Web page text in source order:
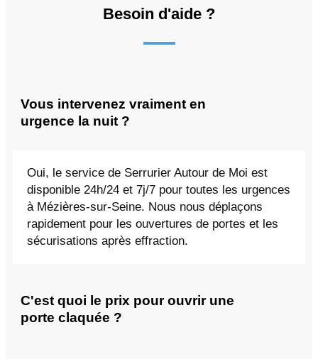
Besoin d'aide ?
Vous intervenez vraiment en
urgence la nuit ?
Oui, le service de Serrurier Autour de Moi est
disponible 24h/24 et 7j/7 pour toutes les urgences
à Mézières-sur-Seine. Nous nous déplaçons
rapidement pour les ouvertures de portes et les
sécurisations après effraction.
C'est quoi le prix pour ouvrir une
porte claquée ?